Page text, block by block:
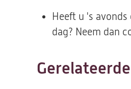
Heeft u 's
dag? Neem dan